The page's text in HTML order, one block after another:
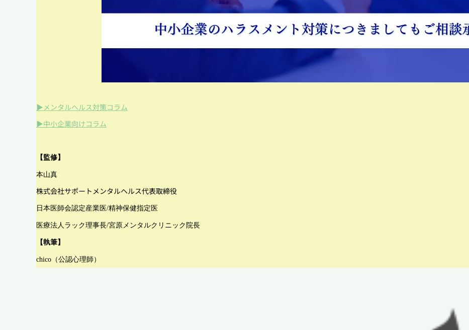
▶メンタルヘルス対策コラム
▶中小企業向けコラム
【監修】
本山真
株式会社サポートメンタルヘルス代表取締役
日本医師会認定産業医/精神保健指定医
医療法人ラック理事長/宮原メンタルクリニック院長
【執筆】
chico（公認心理師）